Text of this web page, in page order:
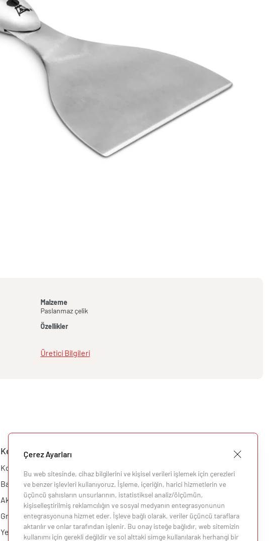
Malzeme
Paslanmaz çelik
Özellikler
Üretici Bilgileri
Keşfedin
Konfigüratör
Barbekü
Aksesuarlar
Grill Akademisi
Yemek Tarifleri
Çerez Ayarları
Bu web sitesinde, cihaz bilgilerini ve kişisel verileri işlemek için çerezleri
ve benzer işlevleri kullanıyoruz. İşleme, içeriğin, harici hizmetlerin ve
üçüncü şahısların unsurlarının, istatistiksel analiz/ölçümün,
kişiselleştirilmiş reklamcılığın ve sosyal medyanın entegrasyonunun
entegrasyonuna hizmet eder. İşleve bağlı olarak, veriler üçüncü taraflara
aktarılır ve onlar tarafından işlenir. Bu onay isteğe bağlıdır, web sitemizin
kullanımı için gerekli değildir ve sol alttaki simge kullanılarak herhangi bir